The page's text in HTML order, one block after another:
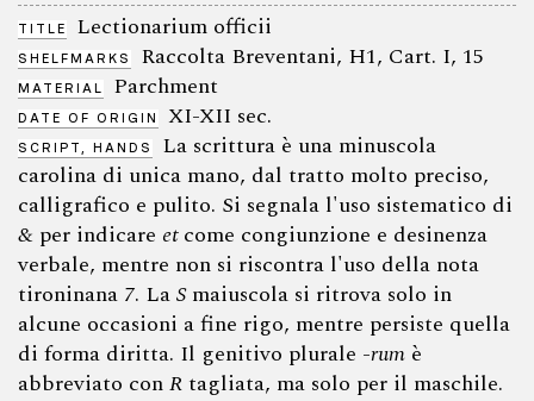
TITLE Lectionarium officii
SHELFMARKS Raccolta Breventani, H1, Cart. I, 15
MATERIAL Parchment
DATE OF ORIGIN XI-XII sec.
SCRIPT, HANDS
La scrittura è una minuscola
carolina di unica mano, dal tratto molto preciso,
calligrafico e pulito. Si segnala l'uso sistematico di
& per indicare etcome congiunzione e desinenza
verbale, mentre non si riscontra l'uso della nota
tironinana 7. LaSmaiuscola si ritrova solo in
alcune occasioni a fine rigo, mentre persiste quella
di forma diritta. Il genitivo plurale -rum è
abbreviato conR tagliata, ma solo per il maschile.